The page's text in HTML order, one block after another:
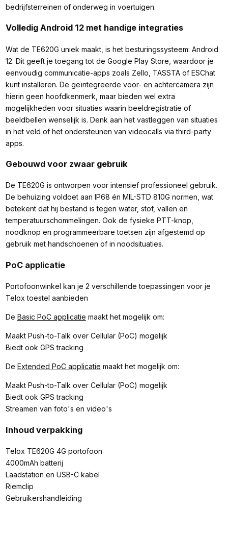
bedrijfsterreinen of onderweg in voertuigen.
Volledig Android 12 met handige integraties
Wat de TE620G uniek maakt, is het besturingssysteem: Android
12. Dit geeft je toegang tot de Google Play Store, waardoor je
eenvoudig communicatie-apps zoals Zello, TASSTA of ESChat
kunt installeren. De geïntegreerde voor- en achtercamera zijn
hierin geen hoofdkenmerk, maar bieden wel extra
mogelijkheden voor situaties waarin beeldregistratie of
beeldbellen wenselijk is. Denk aan het vastleggen van situaties
in het veld of het ondersteunen van videocalls via third-party
apps.
Gebouwd voor zwaar gebruik
De TE620G is ontworpen voor intensief professioneel gebruik.
De behuizing voldoet aan IP68 én MIL-STD 810G normen, wat
betekent dat hij bestand is tegen water, stof, vallen en
temperatuurschommelingen. Ook de fysieke PTT-knop,
noodknop en programmeerbare toetsen zijn afgestemd op
gebruik met handschoenen of in noodsituaties.
PoC applicatie
Portofoonwinkel kan je 2 verschillende toepassingen voor je
Telox toestel aanbieden
De Basic PoC applicatie maakt het mogelijk om:
Maakt Push-to-Talk over Cellular (PoC) mogelijk
Biedt ook GPS tracking
De Extended PoC applicatie maakt het mogelijk om:
Maakt Push-to-Talk over Cellular (PoC) mogelijk
Biedt ook GPS tracking
Streamen van foto's en video's
Inhoud verpakking
Telox TE620G 4G portofoon
4000mAh batterij
Laadstation en USB-C kabel
Riemclip
Gebruikershandleiding